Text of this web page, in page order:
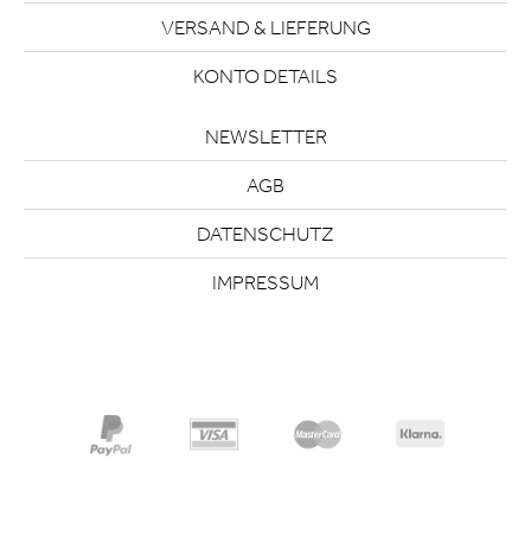
VERSAND & LIEFERUNG
KONTO DETAILS
NEWSLETTER
AGB
DATENSCHUTZ
IMPRESSUM